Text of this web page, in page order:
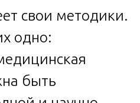
свои методики.
одно:
быть